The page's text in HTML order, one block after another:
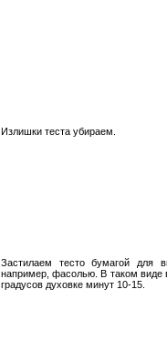
Излишки теста убираем.
Застилаем тесто бумагой для
например, фасолью. В таком виде
градусов духовке минут 10-15.